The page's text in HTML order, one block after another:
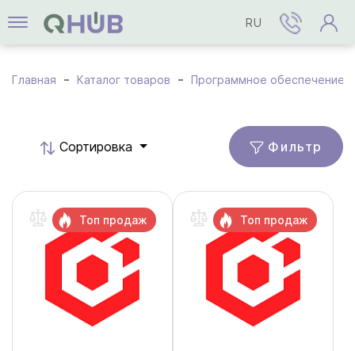
RU
Главная Каталог товаров Программное обеспечение
Cортировка Фильтр
Топ продаж Топ продаж